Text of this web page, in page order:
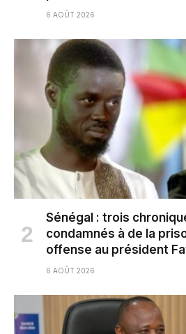
6 AOÛT 2026
Sénégal : trois
condamnés à de la
offense au président
6 AOÛT 2026